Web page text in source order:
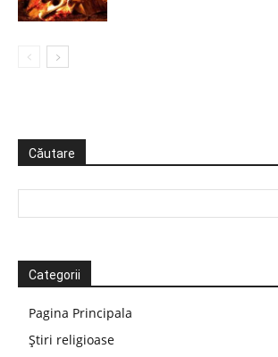
Căutare
Categorii
Pagina Principala
Știri religioase